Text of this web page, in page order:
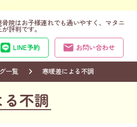
院はお子様連れでも通いやすく、マタニ
評判です。
LINE予約 お問い合わせ
一覧 寒暖差による不調
不調